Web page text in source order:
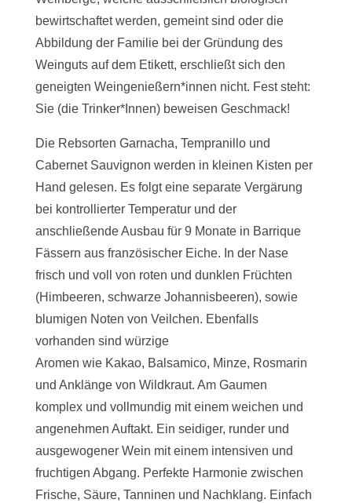
bewirtschaftet werden, gemeint sind oder die
Abbildung der Familie bei der Gründung des
Weinguts auf dem Etikett, erschließt sich den
geneigten Weingenießern*innen nicht. Fest steht:
Sie (die Trinker*Innen) beweisen Geschmack!
Die Rebsorten Garnacha, Tempranillo und
Cabernet Sauvignon werden in kleinen Kisten per
Hand gelesen. Es folgt eine separate Vergärung
bei kontrollierter Temperatur und der
anschließende Ausbau für 9 Monate in Barrique
Fässern aus französischer Eiche. In der Nase
frisch und voll von roten und dunklen Früchten
(Himbeeren, schwarze Johannisbeeren), sowie
blumigen Noten von Veilchen. Ebenfalls
vorhanden sind würzige
Aromen wie Kakao, Balsamico, Minze, Rosmarin
und Anklänge von Wildkraut. Am Gaumen
komplex und vollmundig mit einem weichen und
angenehmen Auftakt. Ein seidiger, runder und
ausgewogener Wein mit einem intensiven und
fruchtigen Abgang. Perfekte Harmonie zwischen
Frische, Säure, Tanninen und Nachklang. Einfach